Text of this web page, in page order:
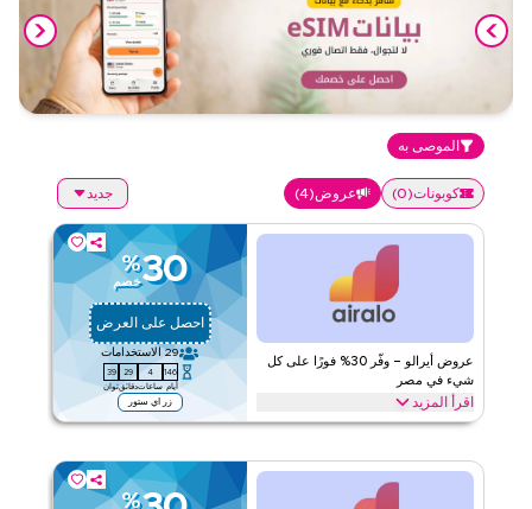
الموصى به
كوبونات(
0
) عروض(
4
) جديد
عروض أيرالو – وفّر 30% فورًا على كل
شيء في مصر
اقرأ المزيد
30
%
خصم
احصل على العرض
29 الاستخدامات
146
أيام
4
ساعات
29
دقائق
38
ثوان
زر اي ستور
وفّر 30% فورا مع عرض أيرالو هذا على جميع خطط إي سيم بما في ذلك
البيانات غير المحدودة. استرد الآن للحصول على عروض برومو خاصة
%